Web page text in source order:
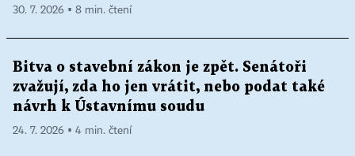
30. 7. 2026 ▪ 8 min. čtení
Bitva o stavební zákon je zpět. Senátoři
zvažují, zda ho jen vrátit, nebo podat také
návrh k Ústavnímu soudu
24. 7. 2026 ▪ 4 min. čtení